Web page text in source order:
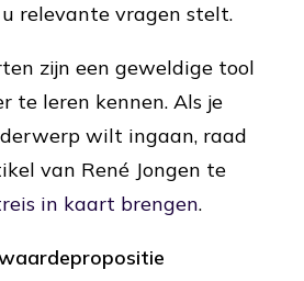
relevante vragen stelt.
zijn een geweldige tool
te leren kennen. Als je
wilt ingaan, raad
van René Jongen te
in kaart brengen.